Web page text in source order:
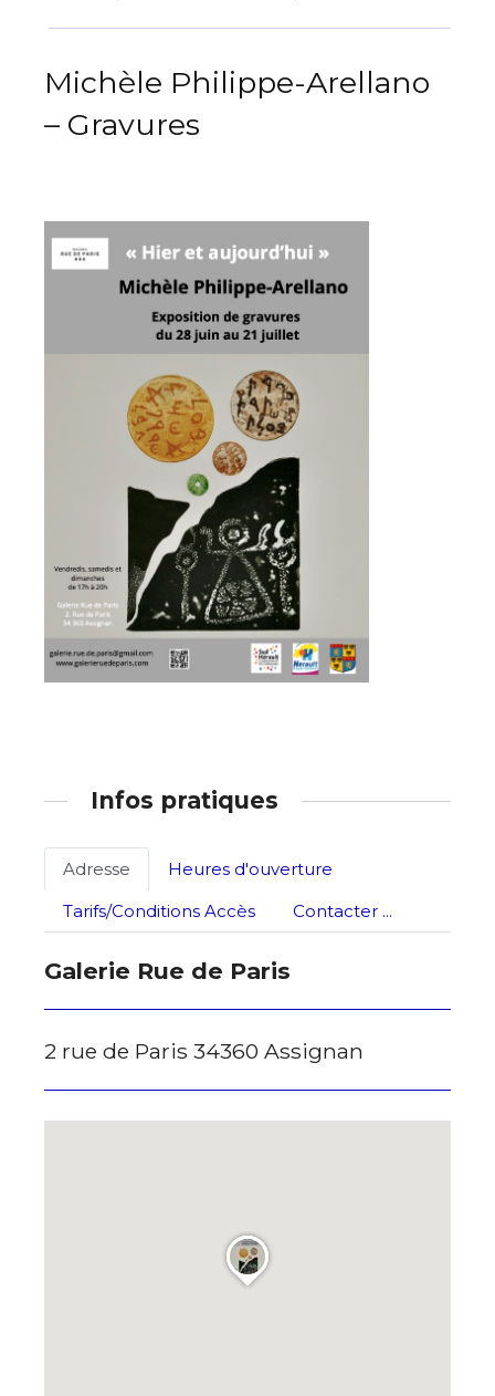
Adresse email*
Prénom
Statut / Organisation
Nom
Prénom
Statut / Organisation
J'accepte lestermes et conditions
Michèle Philippe-Arellano
– Gravures
Infos pratiques
Adresse
Heures d'ouverture
Tarifs/Conditions Accès
Contacter ...
Galerie Rue de Paris
2 rue de Paris 34360 Assignan